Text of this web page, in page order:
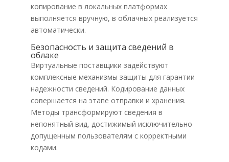
копирование в локальных платформах
выполняется вручную, в облачных реализуется
автоматически.
Безопасность и защита сведений в
облаке
Виртуальные поставщики задействуют
комплексные механизмы защиты для гарантии
надежности сведений. Кодирование данных
совершается на этапе отправки и хранения.
Методы трансформируют сведения в
непонятный вид, достижимый исключительно
допущенным пользователям с корректными
кодами.